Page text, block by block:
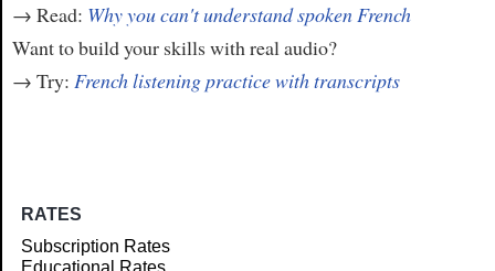
→ Read: Why you can't understand spoken French
Want to build your skills with real audio?
→ Try: French listening practice with transcripts
RATES
Subscription Rates
Educational Rates